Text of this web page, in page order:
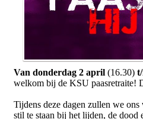
Van donderdag 2 april (16.30)
welkom bij de KSU paasretraite!
Tijdens deze dagen zullen we
stil te staan bij het lijden, de dood